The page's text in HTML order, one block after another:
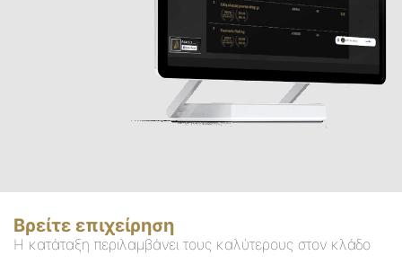
Βρείτε επιχείρηση
Η κατάταξη περιλαμβάνει τους καλύτερους στον κλάδο